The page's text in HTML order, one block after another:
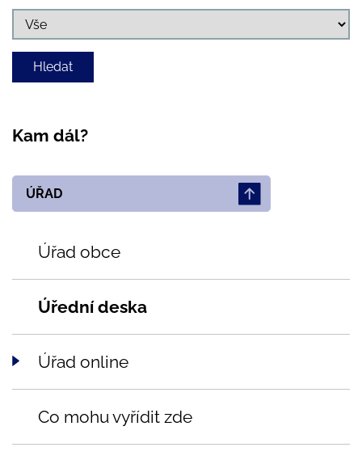
Kam dál?
ÚŘAD
Úřad obce
Úřední deska
Úřad online
Co mohu vyřídit zde